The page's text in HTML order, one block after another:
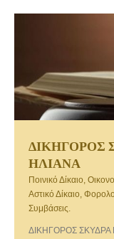
ΔΙΚΗΓΟΡΟΣ
ΗΛΙΑΝΑ
Ποινικό Δίκαιο,
Αστικό Δίκαιο,
Συμβάσεις.
ΔΙΚΗΓΟΡΟΣ ΣΚΥΔΡΑ